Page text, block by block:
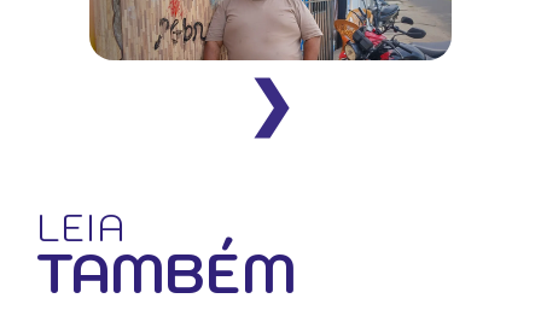
❯
LEIA
TAMBÉM